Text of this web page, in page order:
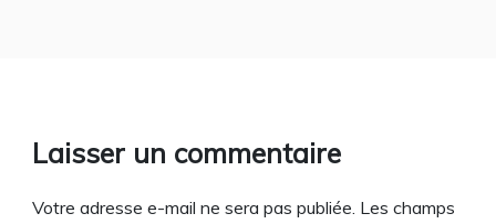
Laisser un commentaire
Votre adresse e-mail ne sera pas publiée. Les champs